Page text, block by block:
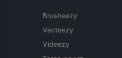
Brusheezy
Vecteezy
Videezy